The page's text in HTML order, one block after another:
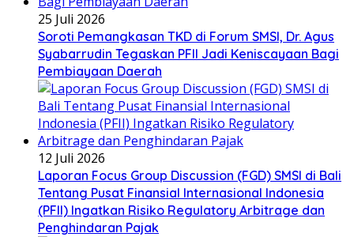
25 Juli 2026
Soroti Pemangkasan TKD di Forum SMSI, Dr. Agus
Syabarrudin Tegaskan PFII Jadi Keniscayaan Bagi
Pembiayaan Daerah
12 Juli 2026
Laporan Focus Group Discussion (FGD) SMSI di Bali
Tentang Pusat Finansial Internasional Indonesia
(PFII) Ingatkan Risiko Regulatory Arbitrage dan
Penghindaran Pajak